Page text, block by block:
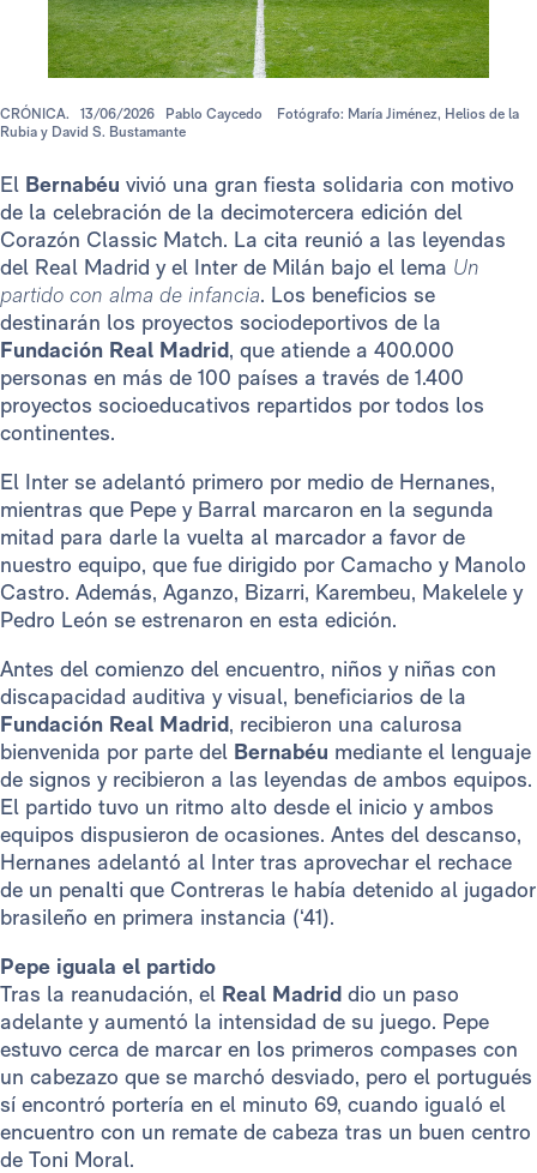
CRÓNICA. 13/06/2026 Pablo Caycedo
Fotógrafo: María Jiménez, Helios de la
Rubia y David S. Bustamante
El Bernabéu vivió una gran fiesta solidaria con motivo
de la celebración de la decimotercera edición del
Corazón Classic Match. La cita reunió a las leyendas
del Real Madrid y el Inter de Milán bajo el lema Un
partido con alma de infancia. Los beneficios se
destinarán los proyectos sociodeportivos de la
Fundación Real Madrid, que atiende a 400.000
personas en más de 100 países a través de 1.400
proyectos socioeducativos repartidos por todos los
continentes.
El Inter se adelantó primero por medio de Hernanes,
mientras que Pepe y Barral marcaron en la segunda
mitad para darle la vuelta al marcador a favor de
nuestro equipo, que fue dirigido por Camacho y Manolo
Castro. Además, Aganzo, Bizarri, Karembeu, Makelele y
Pedro León se estrenaron en esta edición.
Antes del comienzo del encuentro, niños y niñas con
discapacidad auditiva y visual, beneficiarios de la
Fundación Real Madrid, recibieron una calurosa
bienvenida por parte del Bernabéu mediante el lenguaje
de signos y recibieron a las leyendas de ambos equipos.
El partido tuvo un ritmo alto desde el inicio y ambos
equipos dispusieron de ocasiones. Antes del descanso,
Hernanes adelantó al Inter tras aprovechar el rechace
de un penalti que Contreras le había detenido al jugador
brasileño en primera instancia (‘41).
Pepe iguala el partido
Tras la reanudación, el Real Madrid dio un paso
adelante y aumentó la intensidad de su juego. Pepe
estuvo cerca de marcar en los primeros compases con
un cabezazo que se marchó desviado, pero el portugués
sí encontró portería en el minuto 69, cuando igualó el
encuentro con un remate de cabeza tras un buen centro
de Toni Moral.